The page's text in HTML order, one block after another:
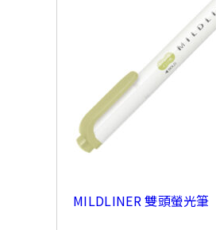
MILDLINER 雙頭螢光筆